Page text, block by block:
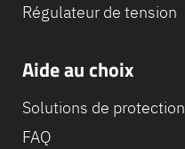
Régulateur de tension
Aide au choix
Solutions de protection
FAQ